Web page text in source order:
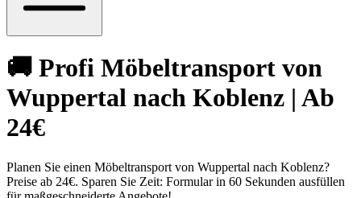
🚚 Profi Möbeltransport von
Wuppertal nach Koblenz | Ab
24€
Planen Sie einen Möbeltransport von Wuppertal nach Koblenz?
Preise ab 24€. Sparen Sie Zeit: Formular in 60 Sekunden ausfüllen